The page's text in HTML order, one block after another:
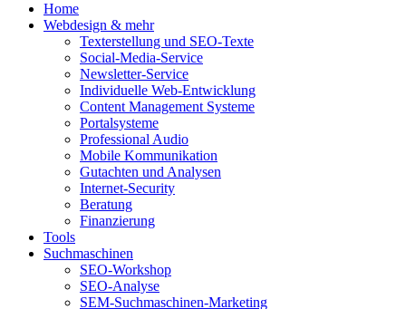
Home
Webdesign & mehr
Texterstellung und SEO-Texte
Social-Media-Service
Newsletter-Service
Individuelle Web-Entwicklung
Content Management Systeme
Portalsysteme
Professional Audio
Mobile Kommunikation
Gutachten und Analysen
Internet-Security
Beratung
Finanzierung
Tools
Suchmaschinen
SEO-Workshop
SEO-Analyse
SEM-Suchmaschinen-Marketing